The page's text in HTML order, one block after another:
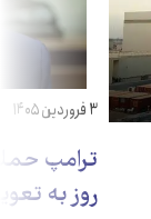
ترامپ
روز به
۳ فروردین ۱۴۰۵